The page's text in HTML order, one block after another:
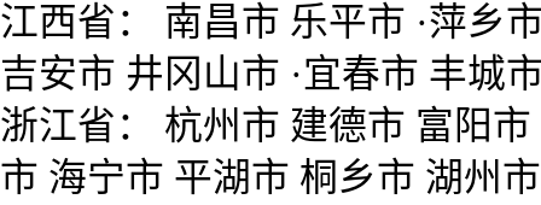
江西省： 南昌市 乐平市 ·萍乡
吉安市 井冈山市 ·宜春市 丰城
浙江省： 杭州市 建德市 富阳
市 海宁市 平湖市 桐乡市 湖州